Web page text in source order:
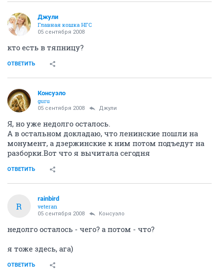
Джули
Главная кошка НГС
05 сентября 2008
кто есть в тяпницу?
ОТВЕТИТЬ
Консуэло
guru
05 сентября 2008 Джули
Я, но уже недолго осталось.
А в остальном докладаю, что ленинские пошли на
монумент, а дзержинские к ним потом подъедут на
разборки.Вот что я вычитала сегодня
ОТВЕТИТЬ
R
rainbird
veteran
05 сентября 2008 Консуэло
недолго осталось - чего? а потом - что?
я тоже здесь, ага)
ОТВЕТИТЬ